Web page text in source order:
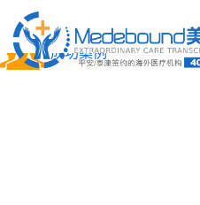
关于我们
成功案例